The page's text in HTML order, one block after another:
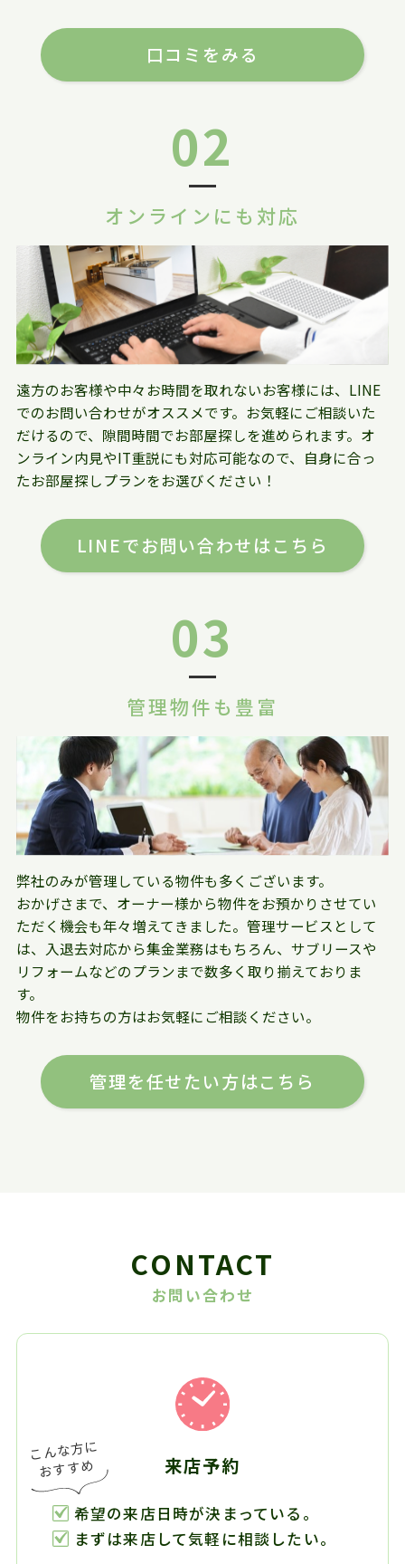
口コミをみる
02
オンラインにも対応
遠方のお客様や中々お時間を取れないお客様には、LINE
でのお問い合わせがオススメです。お気軽にご相談いた
だけるので、隙間時間でお部屋探しを進められます。オ
ンライン内見やIT重説にも対応可能なので、自身に合っ
たお部屋探しプランをお選びください！
LINEでお問い合わせはこちら
03
管理物件も豊富
弊社のみが管理している物件も多くございます。
おかげさまで、オーナー様から物件をお預かりさせてい
ただく機会も年々増えてきました。管理サービスとして
は、入退去対応から集金業務はもちろん、サブリースや
リフォームなどのプランまで数多く取り揃えておりま
す。
物件をお持ちの方はお気軽にご相談ください。
管理を任せたい方はこちら
CONTACT
お問い合わせ
来店予約
希望の来店日時が決まっている。
まずは来店して気軽に相談したい。